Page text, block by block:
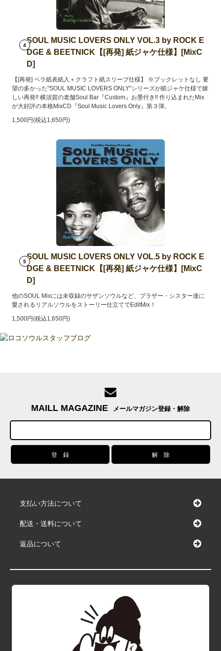
4
SOUL MUSIC LOVERS ONLY VOL.3 by ROCK E
DGE & BEETNICK【[再発] 紙ジャケ仕様】[MixC
D]
【[再発] ペラ紙表紙入＋クラフト紙スリーブ仕様】 ※ブックレットなし 要
望の多かった"SOUL MUSIC LOVERS ONLY"シリーズが紙ジャケ仕様で嬉
しい再発!! 横須賀の老舗Soul Bar『Custom』お墨付き!! 作り込まれたMix
が大好評の本格MixCD『Soul Music Lovers Only』第３弾。
1,500円(税込1,650円)
5
SOUL MUSIC LOVERS ONLY VOL.5 by ROCK E
DGE & BEETNICK【[再発] 紙ジャケ仕様】[MixC
D]
他のSOUL Mixには未収録のサザンソウルなど、ブラザー・シスター達に
愛されるリアルソウルをストーリー仕立てでEditMix！
1,500円(税込1,650円)
MAILL MAGAZINE メールマガジン登録・解除
支払い方法について
配送・送料について
返品について